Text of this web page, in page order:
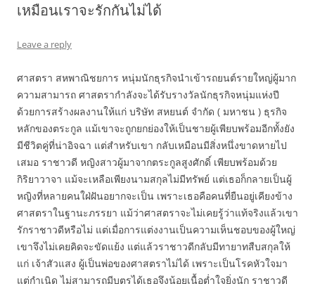
เหมือนเราจะรักกันไม่ได้
Leave a reply
ศาสตรา สหพาณิชยการ หนุ่มนักธุรกิจนำเข้ารถยนต์รายใหญ่ผู้มาก
ความสามารถ ศาสตรากำลังจะได้รับรางวัลนักธุรกิจหนุ่มแห่งปี
ด้วยการสร้างผลงานให้แก่ บริษัท สหยนต์ จำกัด ( มหาชน ) ธุรกิจ
หลักของตระกูล แม้เขาจะถูกยกย่องให้เป็นชายผู้เพียบพร้อมอีกทั้งยัง
มีชีวิตคู่ที่น่าอิจฉา แต่สำหรับเขา กลับเหมือนมีสิ่งหนึ่งขาดหายไป
เสมอ ราชาวดี หญิงสาวผู้มาจากตระกูลสูงศักดิ์ เพียบพร้อมด้วย
กิริยาวาจา แม้จะเหลือเพียงนามสกุลไม่มีทรัพย์ แต่เธอก็กลายเป็นผู้
หญิงที่หลายคนใฝ่ฝันอยากจะเป็น เพราะเธอคือคนที่ยืนอยู่เคียงข้าง
ศาสตราในฐานะภรรยา แม้ว่าศาสตราจะไม่เคยรู้ว่าแท้จริงแล้วเขา
รักราชาวดีหรือไม่ แต่เมื่อการแต่งงานเป็นความเห็นชอบของผู้ใหญ่
เขาจึงไม่เคยคิดจะขัดแย้ง แต่แล้วราชาวดีกลับมีทายาทสืบสกุลให้
แก่ เจ้าสัวแสง ผู้เป็นพ่อของศาสตราไม่ได้ เพราะเป็นโรคหัวใจมา
แต่กำเนิด ไม่สามารถมีบุตรได้เธอจึงน้อยเนื้อต่ำใจยิ่งนัก ราชาวดี